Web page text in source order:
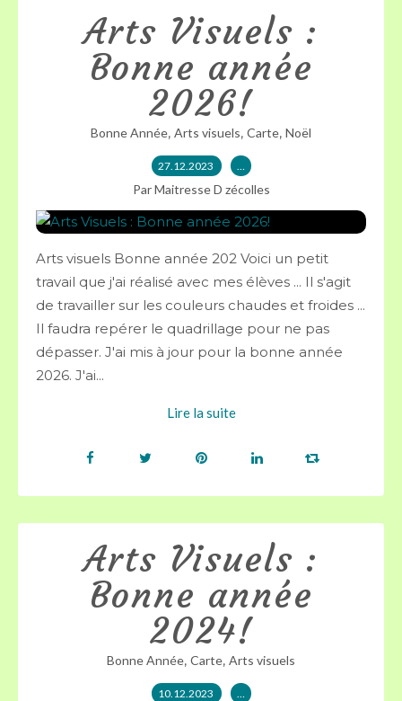
Arts Visuels :
Bonne année
2026!
Bonne Année, Arts visuels, Carte, Noël
27.12.2023 …
Par Maitresse D zécolles
Arts visuels Bonne année 202 Voici un petit
travail que j'ai réalisé avec mes élèves ... Il s'agit
de travailler sur les couleurs chaudes et froides ...
Il faudra repérer le quadrillage pour ne pas
dépasser. J'ai mis à jour pour la bonne année
2026. J'ai...
Lire la suite
Arts Visuels :
Bonne année
2024!
Bonne Année, Carte, Arts visuels
10.12.2023 …